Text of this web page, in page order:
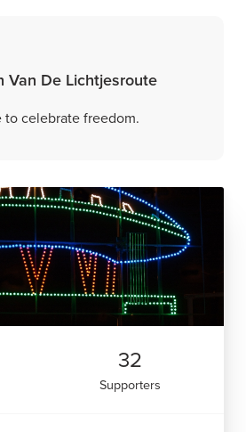
Van De Lichtjesroute
celebrate freedom.
32
Supporters